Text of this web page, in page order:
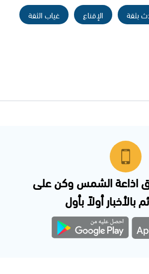
بثقة الإقناع
غياب الثقة
اذاعة الشمس وكن على
بالأخبار أولاً بأول